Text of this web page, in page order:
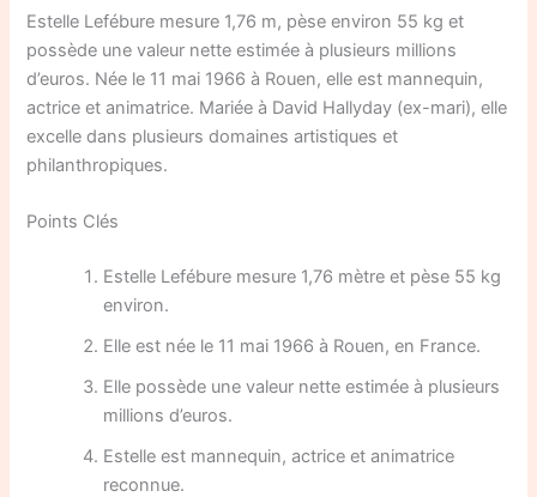
Estelle Lefébure mesure 1,76 m, pèse environ 55 kg et
possède une valeur nette estimée à plusieurs millions
d’euros. Née le 11 mai 1966 à Rouen, elle est mannequin,
actrice et animatrice. Mariée à David Hallyday (ex-mari), elle
excelle dans plusieurs domaines artistiques et
philanthropiques.
Points Clés
Estelle Lefébure mesure 1,76 mètre et pèse 55 kg
environ.
Elle est née le 11 mai 1966 à Rouen, en France.
Elle possède une valeur nette estimée à plusieurs
millions d’euros.
Estelle est mannequin, actrice et animatrice
reconnue.